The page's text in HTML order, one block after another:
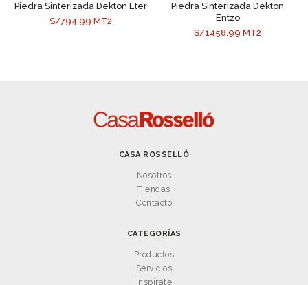
Piedra Sinterizada Dekton Eter
S/794.99 MT2
Piedra Sinterizada Dekton
Entzo
S/1458.99 MT2
CASA ROSSELLÓ
Nosotros
Tiendas
Contacto
CATEGORÍAS
Productos
Servicios
Inspírate